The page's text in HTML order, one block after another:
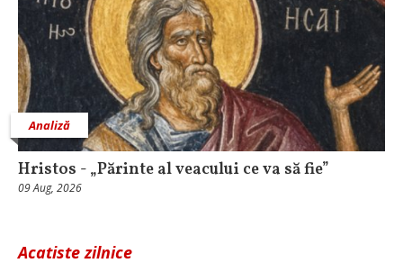
Analiză
Hristos - „Părinte al veacului ce va să fie”
09 Aug, 2026
Acatiste zilnice